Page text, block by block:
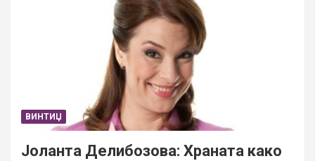
ВИНТИЏ
Јоланта Делибозова: Храната како